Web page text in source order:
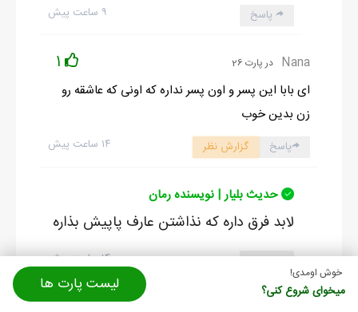
۹ ساعت پیش پاسخ
Nana در پارت 26 1
ای بابا این پسر و اون پسر نداره که اونی که عاشقه رو
زن بدین خوب
۱۴ ساعت پیش پاسخ گزارش نظر
حدیث بلیار | نویسنده رمان
لابد فرق داره که نذاشتن عارف پاپیش بذاره
۱۴ ساعت پیش پاسخ
لیست پارت ها خوش اومدی!
میخوای شروع کنی؟